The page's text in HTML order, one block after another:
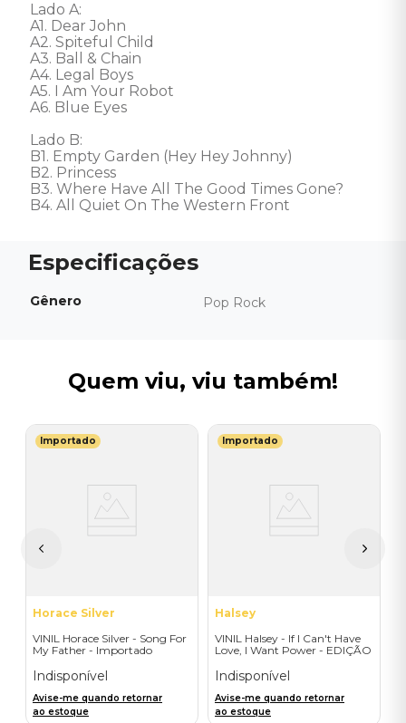
Lado A:
A1. Dear John
A2. Spiteful Child
A3. Ball & Chain
A4. Legal Boys
A5. I Am Your Robot
A6. Blue Eyes
Lado B:
B1. Empty Garden (Hey Hey Johnny)
B2. Princess
B3. Where Have All The Good Times Gone?
B4. All Quiet On The Western Front
Gênero Pop Rock
Quem viu, viu também!
Importado
Horace Silver
VINIL Horace Silver - Song For
My Father - Importado
Indisponível
Avise-me quando retornar
ao estoque
Importado
Halsey
VINIL Halsey - If I Can't Have
Love, I Want Power - EDIÇÃO
TRANSPARENT ORANGE
Indisponível
Avise-me quando retornar
ao estoque